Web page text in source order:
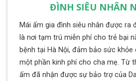
ĐÌNH SIÊU NHÂN
Mái ấm gia đình siêu nhân được ra
là nơi tạm trú miễn phí cho trẻ bại
bệnh tại Hà Nội, đảm bảo sức
một phần kinh phí cho cha mẹ. Từ
ấm đã nhận được sự bảo trợ của